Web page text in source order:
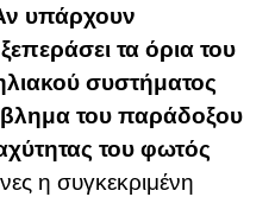
υπάρχουν
τα όρια του
συστήματος
του παράδοξου
του φωτός
η συγκεκριμένη